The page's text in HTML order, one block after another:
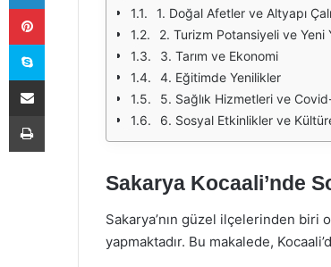
1. Doğal Afetler ve Altyapı
2. Turizm Potansiyeli ve Yeni
3. Tarım ve Ekonomi
4. Eğitimde Yenilikler
5. Sağlık Hizmetleri ve
6. Sosyal Etkinlikler ve
Sakarya Kocaali’nde
Sakarya’nın güzel ilçelerinden
yapmaktadır. Bu makalede,
Pinterest
Skype
E-Posta ile paylaş